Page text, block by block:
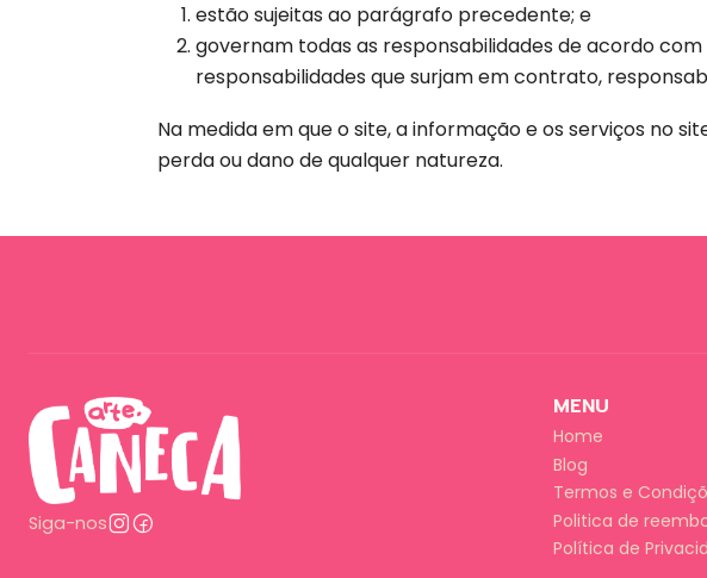
estão sujeitas ao parágrafo precedente; e
governam todas as responsabilidades de acordo
responsabilidades que surjam em contrato,
Na medida em que o site, a informação e os serviços no
perda ou dano de qualquer natureza.
Siga-nos
MENU
Home
Blog
Termos e
Politica de
Política de